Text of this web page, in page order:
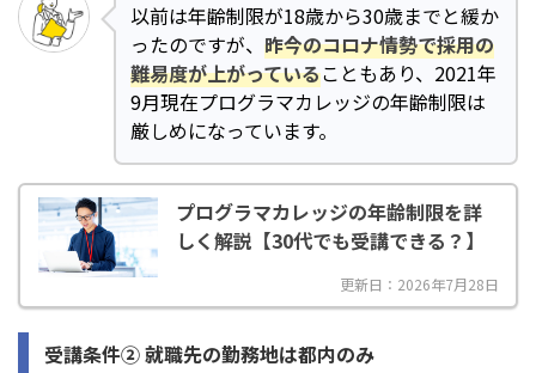
以前は年齢制限が18歳から30歳までと緩か
ったのですが、 昨今のコロナ情勢で採用の
難易度が上がっていることもあり、2021年
9月現在プログラマカレッジの年齢制限は
厳しめになっています。
プログラマカレッジの年齢制限を詳
しく解説【30代でも受講できる？】
更新日：2026年7月28日
受講条件② 就職先の勤務地は都内のみ